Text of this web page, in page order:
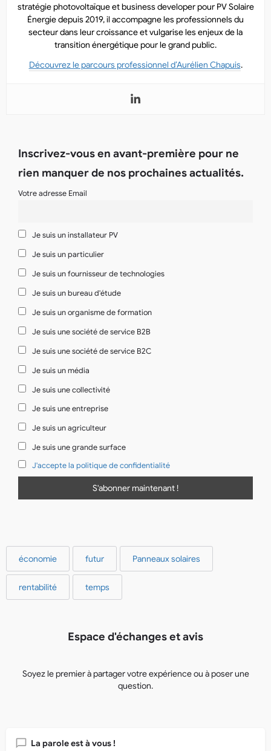
stratégie photovoltaïque et business developer pour PV Solaire
Énergie depuis 2019, il accompagne les professionnels du
secteur dans leur croissance et vulgarise les enjeux de la
transition énergétique pour le grand public.
Découvrez le parcours professionnel d’Aurélien Chapuis.
Inscrivez-vous en avant-première pour ne
rien manquer de nos prochaines actualités.
Votre adresse Email
Je suis un installateur PV
Je suis un particulier
Je suis un fournisseur de technologies
Je suis un bureau d'étude
Je suis un organisme de formation
Je suis une société de service B2B
Je suis une société de service B2C
Je suis un média
Je suis une collectivité
Je suis une entreprise
Je suis un agriculteur
Je suis une grande surface
J'accepte la politique de confidentialité
économie futur Panneaux solaires
rentabilité temps
Espace d'échanges et avis
Soyez le premier à partager votre expérience ou à poser une
question.
La parole est à vous !